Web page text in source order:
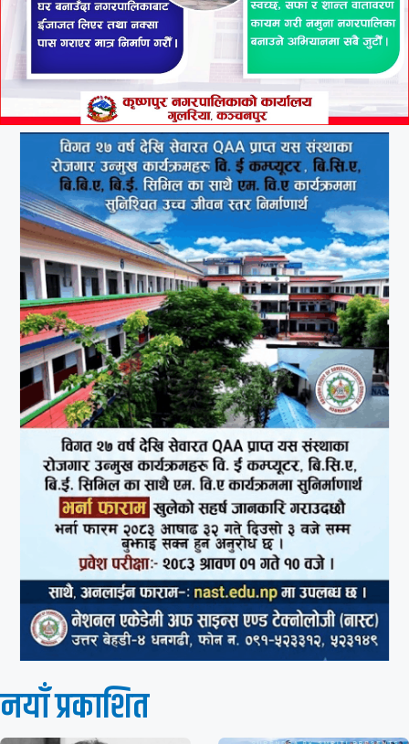
नयाँ प्रकाशित